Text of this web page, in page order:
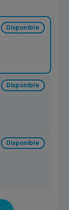
Disponible
Disponible
Disponible